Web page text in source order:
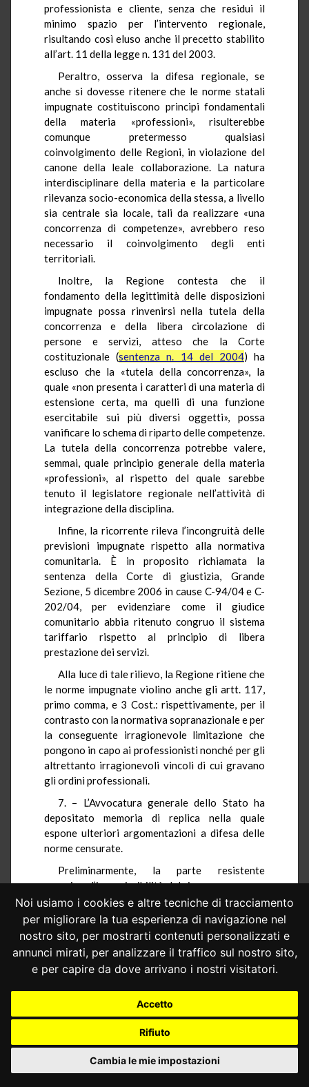
Noi usiamo i cookies e altre tecniche di tracciamento
per migliorare la tua esperienza di navigazione nel
nostro sito, per mostrarti contenuti personalizzati e
annunci mirati, per analizzare il traffico sul nostro sito,
e per capire da dove arrivano i nostri visitatori.
Accetto
Rifiuto
Cambia le mie impostazioni
professionista e cliente, senza che residui il
minimo spazio per l’intervento regionale,
risultando così eluso anche il precetto stabilito
all’art. 11 della legge n. 131 del 2003.
Peraltro, osserva la difesa regionale, se
anche si dovesse ritenere che le norme statali
impugnate costituiscono principi fondamentali
della materia «professioni», risulterebbe
comunque pretermesso qualsiasi
coinvolgimento delle Regioni, in violazione del
canone della leale collaborazione. La natura
interdisciplinare della materia e la particolare
rilevanza socio-economica della stessa, a livello
sia centrale sia locale, tali da realizzare «una
concorrenza di competenze», avrebbero reso
necessario il coinvolgimento degli enti
territoriali.
Inoltre, la Regione contesta che il
fondamento della legittimità delle disposizioni
impugnate possa rinvenirsi nella tutela della
concorrenza e della libera circolazione di
persone e servizi, atteso che la Corte
costituzionale (sentenza n. 14 del 2004) ha
escluso che la «tutela della concorrenza», la
quale «non presenta i caratteri di una materia di
estensione certa, ma quelli di una funzione
esercitabile sui più diversi oggetti», possa
vanificare lo schema di riparto delle competenze.
La tutela della concorrenza potrebbe valere,
semmai, quale principio generale della materia
«professioni», al rispetto del quale sarebbe
tenuto il legislatore regionale nell’attività di
integrazione della disciplina.
Infine, la ricorrente rileva l’incongruità delle
previsioni impugnate rispetto alla normativa
comunitaria. È in proposito richiamata la
sentenza della Corte di giustizia, Grande
Sezione, 5 dicembre 2006 in cause C-94/04 e C-
202/04, per evidenziare come il giudice
comunitario abbia ritenuto congruo il sistema
tariffario rispetto al principio di libera
prestazione dei servizi.
Alla luce di tale rilievo, la Regione ritiene che
le norme impugnate violino anche gli artt. 117,
primo comma, e 3 Cost.: rispettivamente, per il
contrasto con la normativa sopranazionale e per
la conseguente irragionevole limitazione che
pongono in capo ai professionisti nonché per gli
altrettanto irragionevoli vincoli di cui gravano
gli ordini professionali.
7. – L’Avvocatura generale dello Stato ha
depositato memoria di replica nella quale
espone ulteriori argomentazioni a difesa delle
norme censurate.
Preliminarmente, la parte resistente
eccepisce l’inammissibilità del ricorso promosso
dalla Regione Siciliana (reg. ric. n. 104 del 2006),
«per insussistenzaab originedella materia del
contendere»; a suo dire, infatti, le norme
impugnate non si applicherebbero alle Regioni
speciali in virtù della clausola di salvaguardia di
cui all’art. 1, comma 1-bis, del decreto-legge n.
223 del 2006, comma aggiunto dalla legge di
conversione n. 248 del 2006.
Sulla premessa che l’intervento di cui al
decreto-legge n. 223 del 2006 debba essere
ricondotto alla materia della «tutela della
concorrenza», di potestà esclusiva statale ai